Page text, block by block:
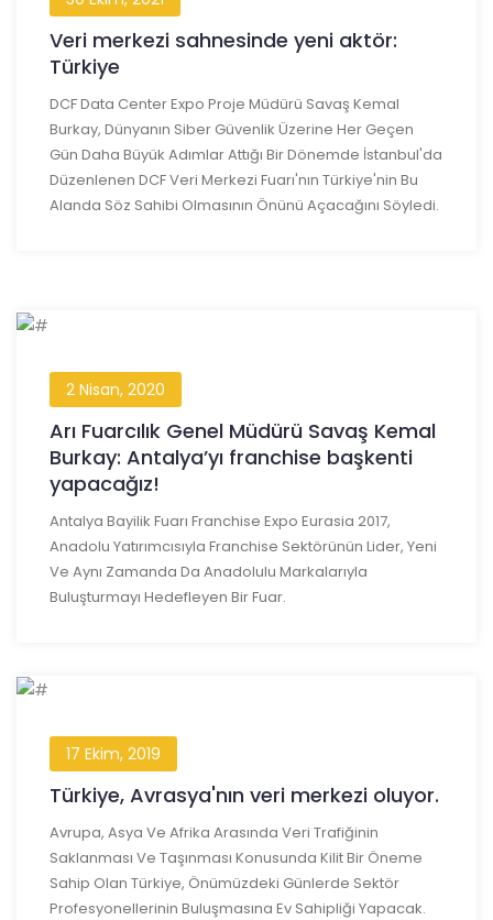
Veri merkezi sahnesinde yeni aktör:
Türkiye
DCF Data Center Expo Proje Müdürü Savaş Kemal
Burkay, Dünyanın Siber Güvenlik Üzerine Her Geçen
Gün Daha Büyük Adımlar Attığı Bir Dönemde İstanbul'da
Düzenlenen DCF Veri Merkezi Fuarı'nın Türkiye'nin Bu
Alanda Söz Sahibi Olmasının Önünü Açacağını Söyledi.
2 Nisan, 2020
Arı Fuarcılık Genel Müdürü Savaş Kemal
Burkay: Antalya’yı franchise başkenti
yapacağız!
Antalya Bayilik Fuarı Franchise Expo Eurasia 2017,
Anadolu Yatırımcısıyla Franchise Sektörünün Lider, Yeni
Ve Aynı Zamanda Da Anadolulu Markalarıyla
Buluşturmayı Hedefleyen Bir Fuar.
17 Ekim, 2019
Türkiye, Avrasya'nın veri merkezi oluyor.
Avrupa, Asya Ve Afrika Arasında Veri Trafiğinin
Saklanması Ve Taşınması Konusunda Kilit Bir Öneme
Sahip Olan Türkiye, Önümüzdeki Günlerde Sektör
Profesyonellerinin Buluşmasına Ev Sahipliği Yapacak.